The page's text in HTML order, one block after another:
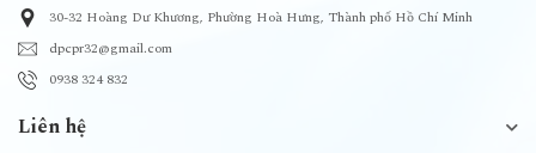
30-32 Hoàng Dư Khương, Phường Hoà Hưng, Thành phố Hồ Chí Minh
dpcpr32@gmail.com
0938 324 832
Liên hệ